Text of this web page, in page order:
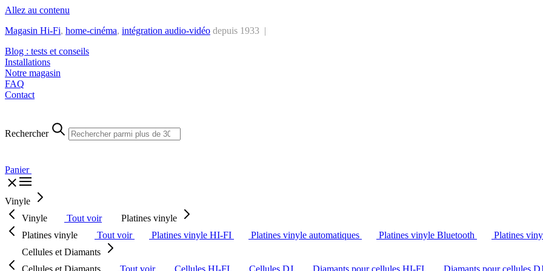
Allez au contenu
Magasin Hi-Fi, home-cinéma, intégration audio-vidéo depuis 1933 |
Blog : tests et conseils
Installations
Notre magasin
FAQ
Contact
Rechercher
Panier
Vinyle
Vinyle
Tout voir
Platines vinyle
Platines vinyle
Tout voir Platines vinyle HI-FI Platines vinyle automatiques Platines vinyle Bluetooth
Platines
Cellules et Diamants
Cellules et Diamants
Tout voir Cellules HI-FI Cellules DJ Diamants pour cellules HI-FI
Diamants pour cellules